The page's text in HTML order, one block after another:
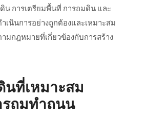
น การเตรียมพื้นที่ การถมดิน และ
เนินการอย่างถูกต้องและเหมาะสม
มกฎหมายที่เกี่ยวข้องกับการสร้าง
ที่เหมาะสม
ถมทำถนน